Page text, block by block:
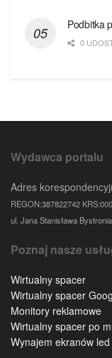
Podbitka
0
Wydawca portalu
Adres
REGON:387822742
ul. Jana Stanisława
Poznaj nasze
Wirtualny spacer
Wirtualny spacer
Monitory reklamowe
Wirtualny spacer po
Wynajem ekranów led